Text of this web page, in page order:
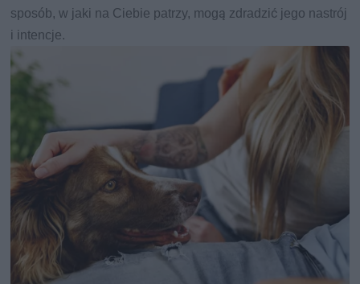
sposób, w jaki na Ciebie patrzy, mogą zdradzić jego nastrój
i intencje.